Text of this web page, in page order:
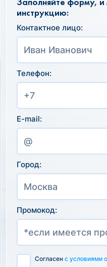
инструкцию:
Контактное лицо:
Телефон:
E-mail:
Город:
Промокод:
Согласен с условиями